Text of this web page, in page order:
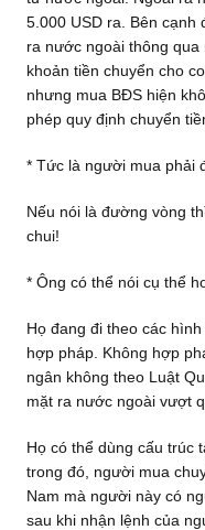
5.000 USD ra. Bên cạnh
ra nước ngoài thông
khoản tiền chuyển cho
nhưng mua BĐS hiện
phép quy định chuyển
* Tức là người mua phải
Nếu nói là đường vòng
chui!
* Ông có thể nói cụ thể
Họ đang đi theo các
hợp pháp. Không hợp
ngân không theo Luật
mặt ra nước ngoài vượt
Họ có thể dùng cấu trúc
trong đó, người mua
Nam mà người này có
sau khi nhận lệnh của